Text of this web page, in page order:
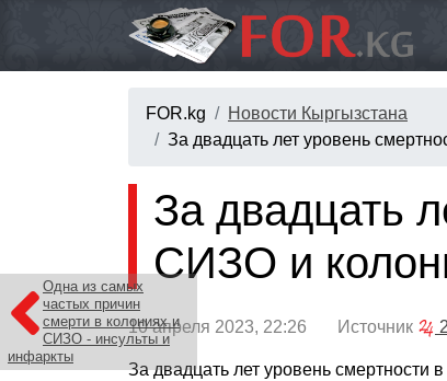
FOR.kg
Новости Кыргызстана
За двадцать лет уровень
Одна из самых
частых причин
смерти в колониях и
СИЗО - инсульты и
инфаркты
За двадцать
СИЗО и
10 апреля 2023, 22:26 Источник
За двадцать лет уровень смертности